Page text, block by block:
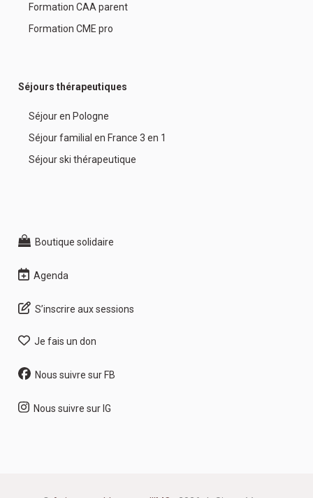
Formation CAA parent
Formation CME pro
Séjours thérapeutiques
Séjour en Pologne
Séjour familial en France 3 en 1
Séjour ski thérapeutique
Boutique solidaire
Agenda
S’inscrire aux sessions
Je fais un don
Nous suivre sur FB
Nous suivre sur IG